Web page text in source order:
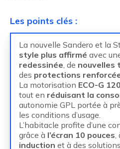
Les points clés :
La nouvelle Sandero et la
style plus affirmé avec
redessinée, de nouvelles
des protections
La motorisation ECO-G 120
tout en réduisant la
autonomie GPL portée à
les conditions d’usage.
L’habitacle profite d’une
grâce à l’écran 10 pouces,
induction et à des